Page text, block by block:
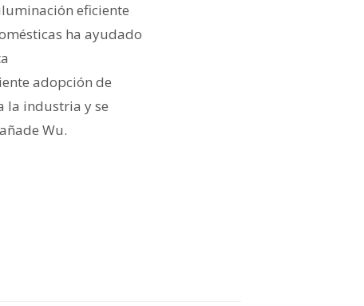
eficiente
ha ayudado
adopción de
la industria y se
Wu.